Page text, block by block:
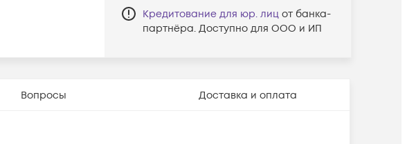
Кредитование для юр. лиц от банка-
партнёра. Доступно для ООО и ИП
Вопросы Доставка и оплата